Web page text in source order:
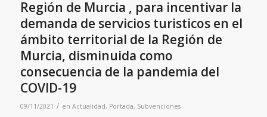
Región de Murcia , para incentivar la
demanda de servicios turisticos en el
ámbito territorial de la Región de
Murcia, disminuida como
consecuencia de la pandemia del
COVID-19
09/11/2021 / en Actualidad, Portada, Subvenciones